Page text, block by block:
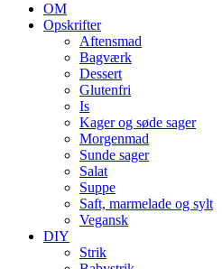
OM
Opskrifter
Aftensmad
Bagværk
Dessert
Glutenfri
Is
Kager og søde sager
Morgenmad
Sunde sager
Salat
Suppe
Saft, marmelade og sylt
Vegansk
DIY
Strik